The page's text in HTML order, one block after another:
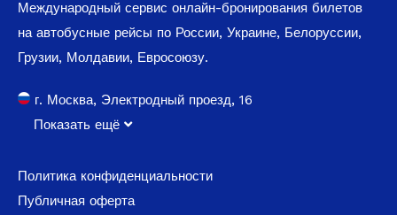
Международный сервис онлайн-бронирования билетов
на автобусные рейсы по России, Украине, Белоруссии,
Грузии, Молдавии, Евросоюзу.
г. Москва, Электродный проезд, 16
Показать ещё
Политика конфиденциальности
Публичная оферта